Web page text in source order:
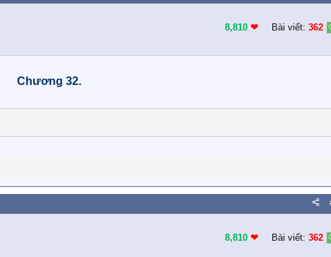
8,810 ❤︎ Bài viết: 362
Chương 32.
8,810 ❤︎ Bài viết: 362